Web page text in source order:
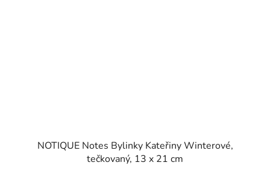
NOTIQUE Notes Bylinky Kateřiny Winterové,
tečkovaný, 13 x 21 cm